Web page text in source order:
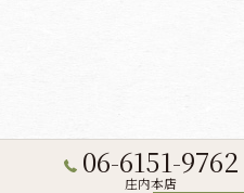
06-6151-9762
庄内本店